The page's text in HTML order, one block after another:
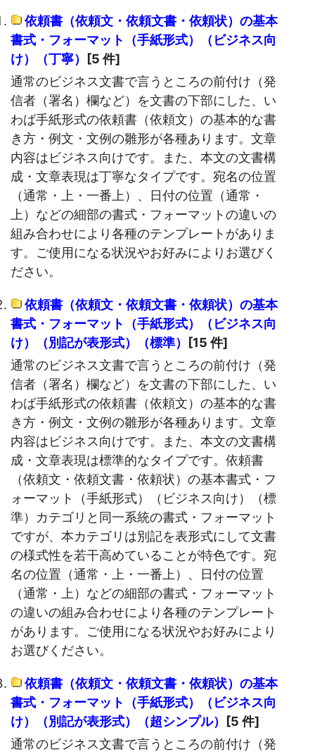
依頼書（依頼文・依頼文書・依頼状）の基本
書式・フォーマット（手紙形式）（ビジネス向
け）（丁寧） [5 件]
通常のビジネス文書で言うところの前付け（発
信者（署名）欄など）を文書の下部にした、い
わば手紙形式の依頼書（依頼文）の基本的な書
き方・例文・文例の雛形が各種あります。文章
内容はビジネス向けです。また、本文の文書構
成・文章表現は丁寧なタイプです。宛名の位置
（通常・上・一番上）、日付の位置（通常・
上）などの細部の書式・フォーマットの違いの
組み合わせにより各種のテンプレートがありま
す。ご使用になる状況やお好みによりお選びく
ださい。
依頼書（依頼文・依頼文書・依頼状）の基本
書式・フォーマット（手紙形式）（ビジネス向
け）（別記が表形式）（標準） [15 件]
通常のビジネス文書で言うところの前付け（発
信者（署名）欄など）を文書の下部にした、い
わば手紙形式の依頼書（依頼文）の基本的な書
き方・例文・文例の雛形が各種あります。文章
内容はビジネス向けです。また、本文の文書構
成・文章表現は標準的なタイプです。依頼書
（依頼文・依頼文書・依頼状）の基本書式・フ
ォーマット（手紙形式）（ビジネス向け）（標
準）カテゴリと同一系統の書式・フォーマット
ですが、本カテゴリは別記を表形式にして文書
の様式性を若干高めていることが特色です。宛
名の位置（通常・上・一番上）、日付の位置
（通常・上）などの細部の書式・フォーマット
の違いの組み合わせにより各種のテンプレート
があります。ご使用になる状況やお好みにより
お選びください。
依頼書（依頼文・依頼文書・依頼状）の基本
書式・フォーマット（手紙形式）（ビジネス向
け）（別記が表形式）（超シンプル） [5 件]
通常のビジネス文書で言うところの前付け（発